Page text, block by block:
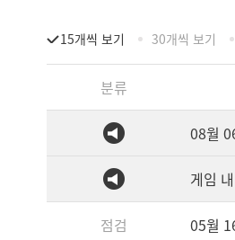
15개씩 보기 30개씩 보기
분류
08월
게임
점검 05월